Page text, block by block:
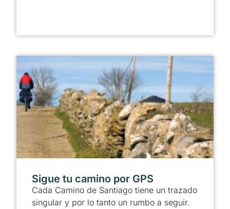
Sigue tu camino por GPS
Cada Camino de Santiago tiene un trazado
singular y por lo tanto un rumbo a seguir.